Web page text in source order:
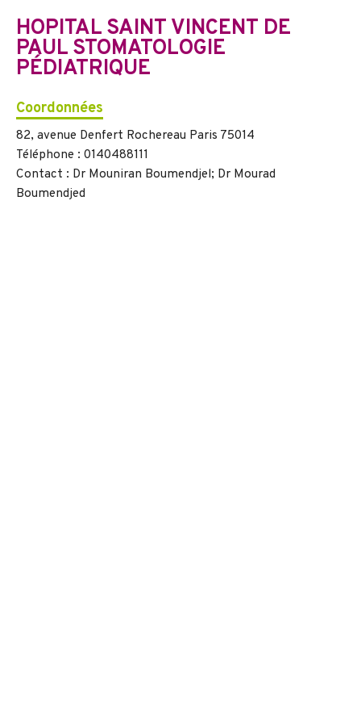
HOPITAL SAINT VINCENT DE
PAUL STOMATOLOGIE
PÉDIATRIQUE
Coordonnées
82, avenue Denfert Rochereau Paris 75014
Téléphone : 0140488111
Contact : Dr Mouniran Boumendjel; Dr Mourad
Boumendjed